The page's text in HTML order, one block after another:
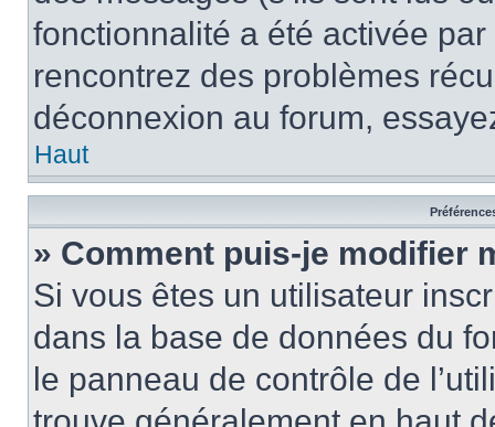
fonctionnalité a été activée
rencontrez des problèmes
déconnexion au forum,
Haut
» Comment puis-je modifier
Si vous êtes un utilisateur
dans la base de données du
le panneau de contrôle de